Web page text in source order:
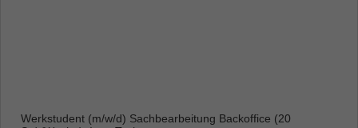
Werkstudent (m/w/d) Sachbearbeitung Backoffice (20